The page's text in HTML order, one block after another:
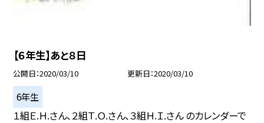
【６年生】あと８日
公開日 2020/03/10 更新日 2020/03/10
6年生
１組Ｅ.Ｈ.さん、２組Ｔ.Ｏ.さん、３組Ｈ.Ｉ.さん のカレンダーで